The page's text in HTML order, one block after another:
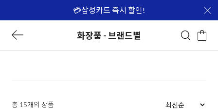
💳삼성카드 즉시 할인!
화장품 - 브랜드별
총 15개의 상품